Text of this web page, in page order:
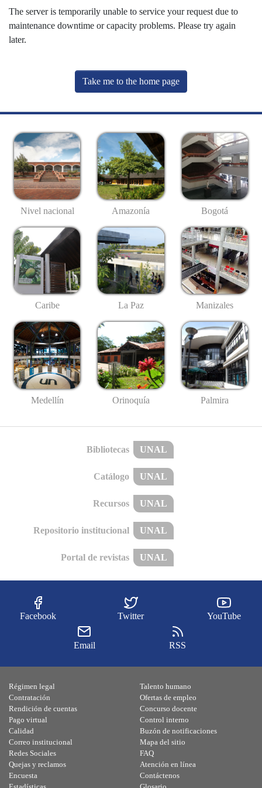
The server is temporarily unable to service your request due to
maintenance downtime or capacity problems. Please try again
later.
Take me to the home page
Nivel nacional Amazonía Bogotá
Caribe La Paz Manizales
Medellín Orinoquía Palmira
Bibliotecas UNAL
Catálogo UNAL
Recursos UNAL
Repositorio institucional UNAL
Portal de revistas UNAL
Facebook Twitter YouTube
Email RSS
Régimen legal
Contratación
Rendición de cuentas
Pago virtual
Calidad
Talento humano
Ofertas de empleo
Concurso docente
Control interno
Buzón de notificaciones
Correo institucional
Redes Sociales
Quejas y reclamos
Encuesta
Mapa del sitio
FAQ
Atención en línea
Contáctenos